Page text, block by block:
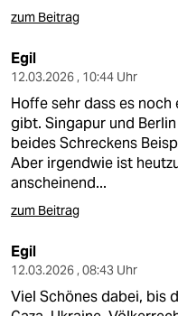
zum Beitrag
Egil
12.03.2026 , 10:44 Uhr
Hoffe sehr dass es
gibt. Singapur und
beides Schreckens
Aber irgendwie ist
anscheinend...
zum Beitrag
Egil
12.03.2026 , 08:43 Uhr
Viel Schönes dabei, bis